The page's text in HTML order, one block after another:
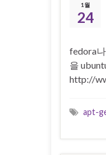
1월
24
fedora
을
http://
apt-